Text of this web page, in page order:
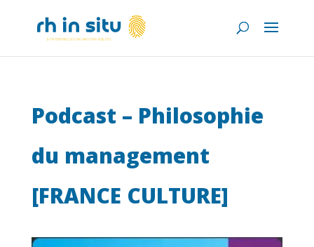
Podcast – Philosophie
du management
[FRANCE CULTURE]